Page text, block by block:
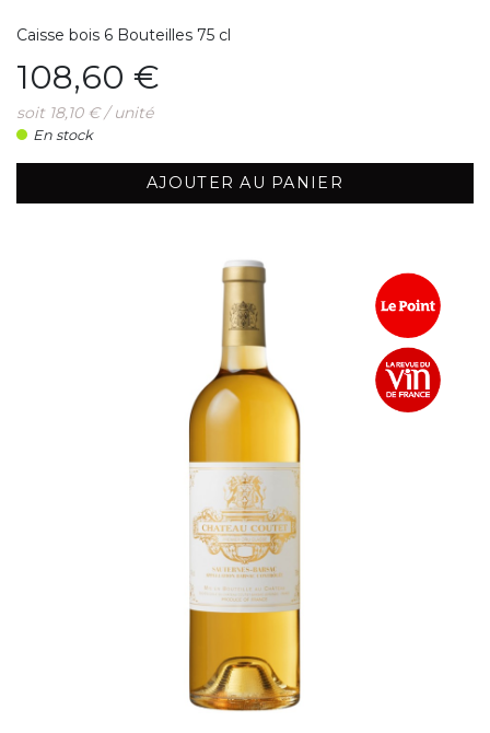
Caisse bois 6 Bouteilles 75 cl
Prix
108,60 €
soit 18,10 € / unité
En stock
AJOUTER AU PANIER